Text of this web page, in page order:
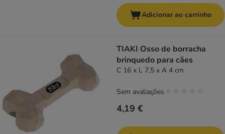
Adicionar ao carrinho
TIAKI Osso de borracha
brinquedo para cães
C 16 x L 7,5 x A 4 cm
4,19 €
Sem avaliações